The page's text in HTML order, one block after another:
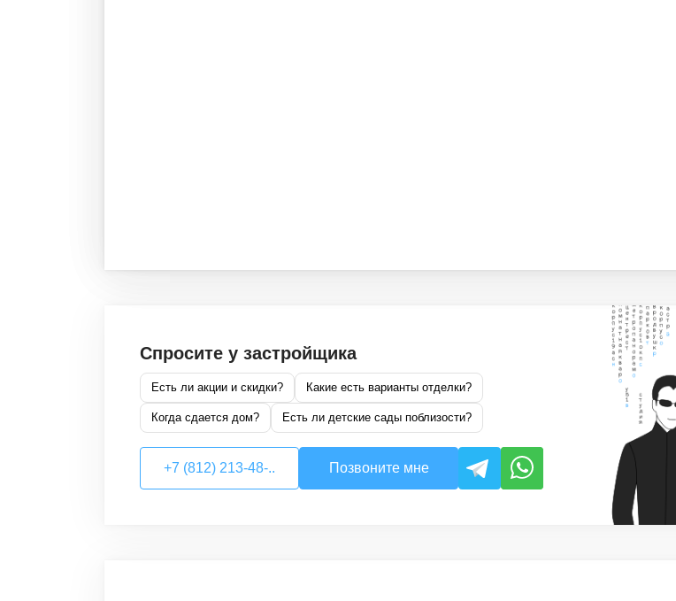
Спросите у застройщика
Есть ли акции и скидки? Какие есть варианты отделки?
Когда сдается дом? Есть ли детские сады поблизости?
+7 (812) 213-48-.. Позвоните мне